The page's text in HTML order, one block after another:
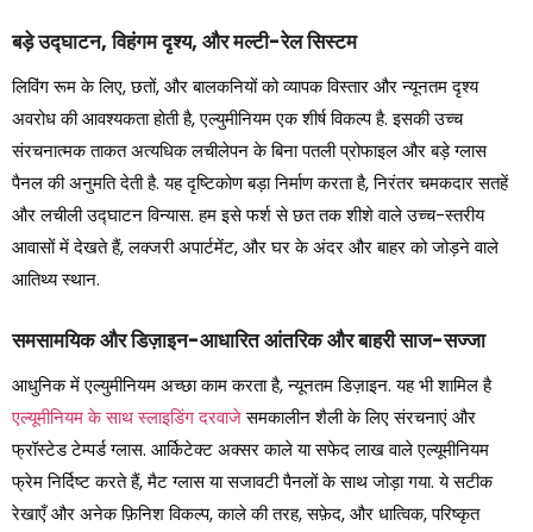
बड़े उद्घाटन, विहंगम दृश्य, और मल्टी-रेल सिस्टम
लिविंग रूम के लिए, छतों, और बालकनियों को व्यापक विस्तार और न्यूनतम दृश्य
अवरोध की आवश्यकता होती है, एल्युमीनियम एक शीर्ष विकल्प है. इसकी उच्च
संरचनात्मक ताकत अत्यधिक लचीलेपन के बिना पतली प्रोफाइल और बड़े ग्लास
पैनल की अनुमति देती है. यह दृष्टिकोण बड़ा निर्माण करता है, निरंतर चमकदार सतहें
और लचीली उद्घाटन विन्यास. हम इसे फर्श से छत तक शीशे वाले उच्च-स्तरीय
आवासों में देखते हैं, लक्जरी अपार्टमेंट, और घर के अंदर और बाहर को जोड़ने वाले
आतिथ्य स्थान.
समसामयिक और डिज़ाइन-आधारित आंतरिक और बाहरी साज-सज्जा
आधुनिक में एल्युमीनियम अच्छा काम करता है, न्यूनतम डिज़ाइन. यह भी शामिल है
एल्यूमीनियम के साथ स्लाइडिंग दरवाजेसमकालीन शैली के लिए संरचनाएं और
फ्रॉस्टेड टेम्पर्ड ग्लास. आर्किटेक्ट अक्सर काले या सफेद लाख वाले एल्यूमीनियम
फ्रेम निर्दिष्ट करते हैं, मैट ग्लास या सजावटी पैनलों के साथ जोड़ा गया. ये सटीक
रेखाएँ और अनेक फ़िनिश विकल्प, काले की तरह, सफ़ेद, और धात्विक, परिष्कृत